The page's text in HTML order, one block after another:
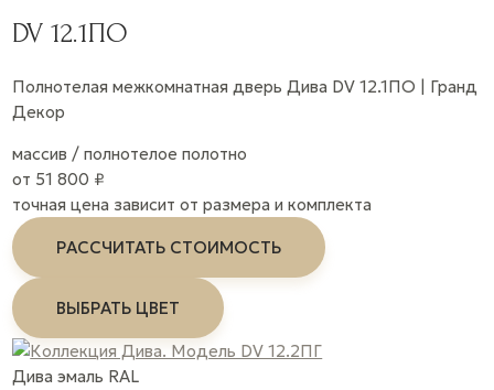
DV 12.1ПО
Полнотелая межкомнатная дверь Дива DV 12.1ПО | Гранд
Декор
массив / полнотелое полотно
от 51 800 ₽
точная цена зависит от размера и комплекта
РАССЧИТАТЬ СТОИМОСТЬ
ВЫБРАТЬ ЦВЕТ
Дива эмаль RAL